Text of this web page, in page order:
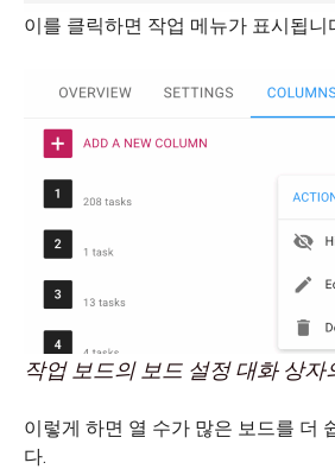
이를 클릭하면 작업 메뉴가 표시됩니
작업 보드의 보드 설정 대화 상자
이렇게 하면 열 수가 많은 보드를 더
다.